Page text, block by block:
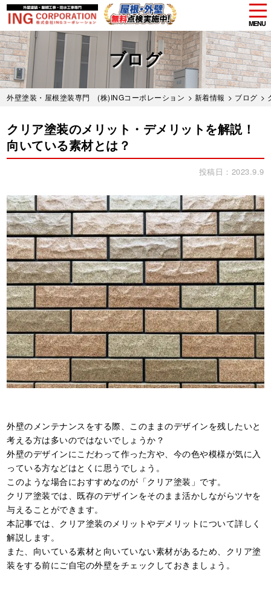
Skip
to
main
content
MENU
ブログ
外壁塗装・屋根塗装専門 (株)INGコーポレーション > 新着情報 > ブログ >
クリア塗装のメリット・デメリットを解説！
向いている素材とは？
投稿日：2023.9.9
外壁のメンテナンスをする際、このままのデザインを残したいと
考える方は多いのではないでしょうか？
外壁のデザインにこだわって作った方や、今の色や模様が気に入
っている方などはとくに思うでしょう。
このような場合におすすめなのが「クリア塗装」です。
クリア塗装では、既存のデザインをそのまま活かしながらツヤを
与えることができます。
本記事では、クリア塗装のメリットやデメリットについて詳しく
解説します。
また、向いている素材と向いていない素材があるため、クリア塗
装をする前にご自宅の外壁をチェックしておきましょう。